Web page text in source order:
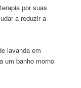
por suas
a reduzir a
lavanda em
um banho morno